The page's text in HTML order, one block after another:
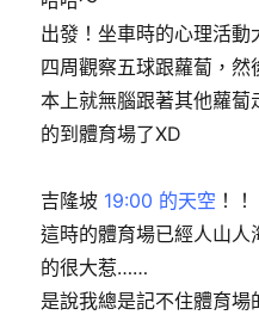
出發！坐車時的心理活動
四周觀察五球跟蘿蔔，
本上就無腦跟著其他蘿
的到體育場了XD
吉隆坡 19:00 的天空 ！！
這時的體育場已經人山
的很大惹……
是說我總是記不住體育場